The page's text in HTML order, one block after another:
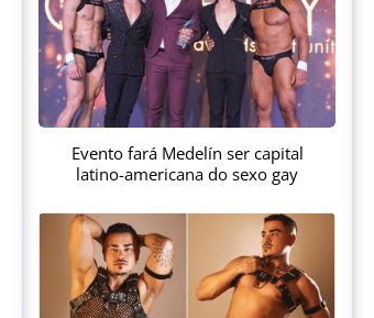
Evento fará Medelín ser capital
latino-americana do sexo gay